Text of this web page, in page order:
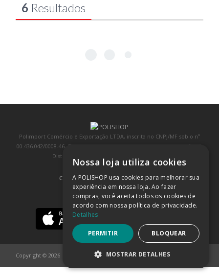
6 Resultados
Polimport Comércio e Exportação LTDA, inscrita no CNPJ/MF sob o nº
00.436.042/0008-46, IE 407.458.707.103, com sede na Rua Kanebo, nº 175,
Distrito Industrial, Jundiaí/SP, CEP: 13213-090
COMPRA 100% SEGURA (SAIBA MAIS)
BAIXE NOSSO APP
Copyright © 2026
Nossa loja utiliza cookies
A POLISHOP usa cookies para melhorar sua
experiência em nossa loja. Ao fazer
compras, você aceita todos os cookies de
acordo com nossa política de privacidade.
Detalhes
PERMITIR BLOQUEAR
MOSTRAR DETALHES
ESTRITAMENTE NECESSÁRIOS